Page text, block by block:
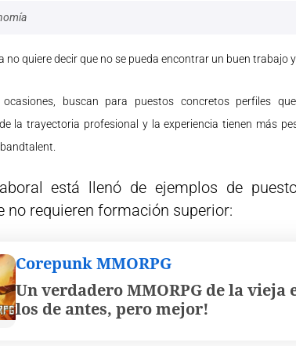
no quiere decir que no se pueda encontrar un buen trabajo
buscan para puestos concretos perfiles
la trayectoria profesional y la experiencia tienen más
está llenó de ejemplos de
no requieren formación superior:
Corepunk MMORPG
Un verdadero MMORPG de la vieja
los de antes, pero mejor!